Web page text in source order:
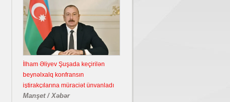
İlham Əliyev Şuşada keçirilən
beynəlxalq konfransın
iştirakçılarına müraciət ünvanladı
Manşet / Xəbər